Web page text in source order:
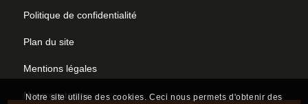
Politique de confidentialité
Plan du site
Mentions légales
Nous contacter
Notre site utilise des cookies. Ceci nous permets d'obtenir des